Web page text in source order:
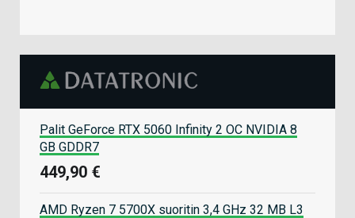
Palit GeForce RTX 5060 Infinity 2 OC NVIDIA 8
GB GDDR7
449,90 €
AMD Ryzen 7 5700X suoritin 3,4 GHz 32 MB L3